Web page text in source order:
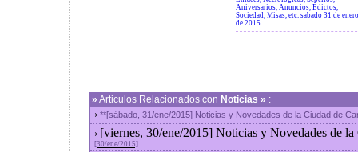
Aniversarios, Anuncios, Edictos,
Sociedad, Misas, etc. sabado 31 de enero
de 2015
» Articulos Relacionados con Noticias » :
› **[sábado, 31/ene/2015] Noticias y Novedades de la Ciudad de
› [viernes, 30/ene/2015] Noticias y Novedades de
[30/ene/2015]